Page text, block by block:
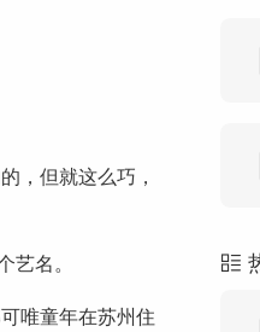
，但就这么巧，
名。
唯童年在苏州住